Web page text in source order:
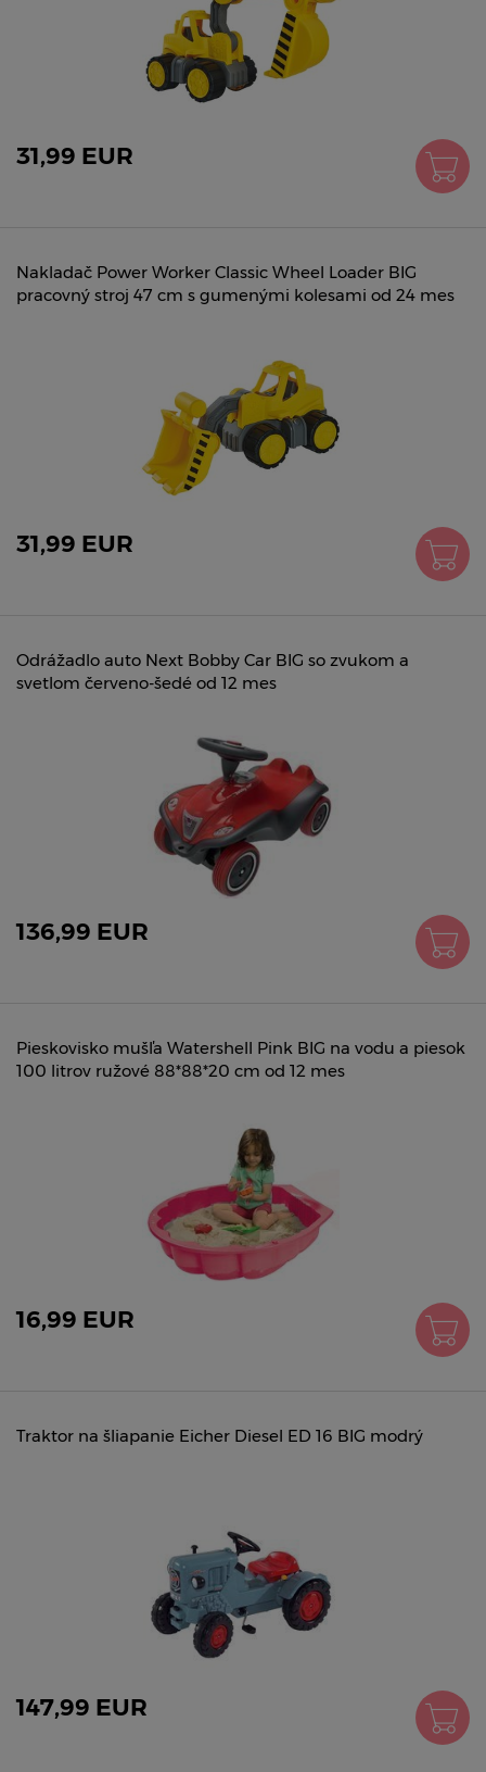
31,99 EUR
Nakladač Power Worker Classic Wheel Loader BIG
pracovný stroj 47 cm s gumenými kolesami od 24 mes
31,99 EUR
Odrážadlo auto Next Bobby Car BIG so zvukom a
svetlom červeno-šedé od 12 mes
136,99 EUR
Pieskovisko mušľa Watershell Pink BIG na vodu a piesok
100 litrov ružové 88*88*20 cm od 12 mes
16,99 EUR
Traktor na šliapanie Eicher Diesel ED 16 BIG modrý
147,99 EUR